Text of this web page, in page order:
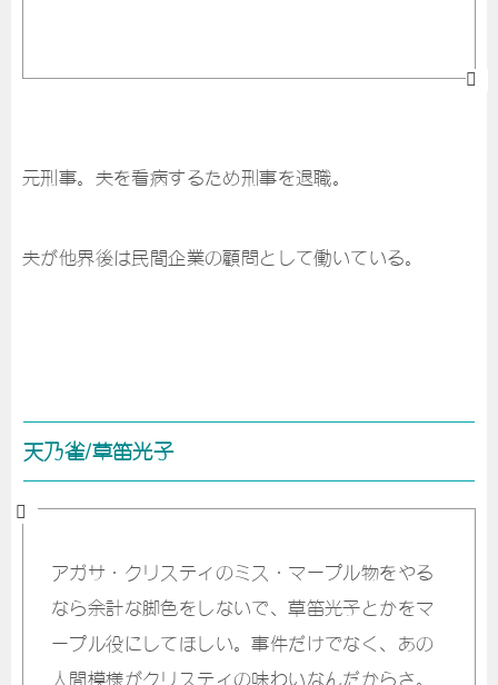
元刑事。夫を看病するため刑事を退職。
夫が他界後は民間企業の顧問として働いている。
天乃雀/草笛光子
アガサ・クリスティのミス・マープル物をやる
なら余計な脚色をしないで、草笛光子とかをマ
ープル役にしてほしい。事件だけでなく、あの
人間模様がクリスティの味わいなんだからさ。